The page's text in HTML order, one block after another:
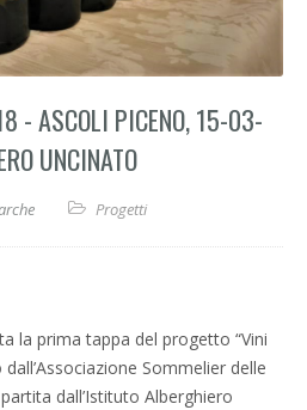
- ASCOLI PICENO, 15-03-
UNCINATO
Progetti
la prima tappa del progetto “Vini
Sommelier delle
dall’Istituto Alberghiero